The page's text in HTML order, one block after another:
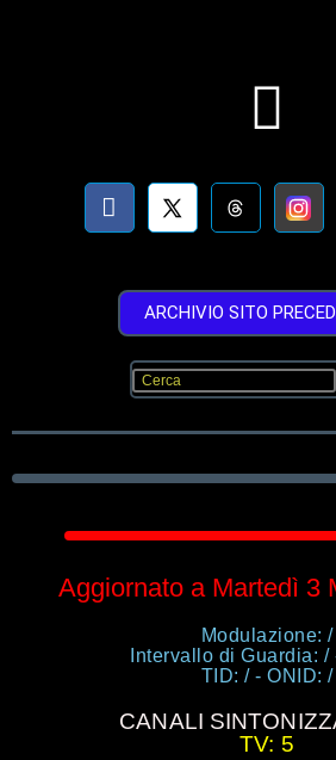
ARCHIVIO SITO
Aggiornato a Martedì 3
Modulazione: /
Intervallo di Guardia: /
TID: / - ONID: /
CANALI
TV: 5